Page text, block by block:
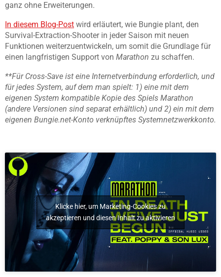
ganz ohne Erweiterungen.
In diesem Blog-Post wird erläutert, wie Bungie plant, den
Survival-Extraction-Shooter in jeder Saison mit neuen
Funktionen weiterzuentwickeln, um somit die Grundlage für
einen langfristigen Support von Marathon zu schaffen.
**Für Cross-Save ist eine Internetverbindung erforderlich, und
für jedes System, auf dem man spielt: 1) eine mit dem
eigenen System kompatible Kopie des Spiels Marathon
(andere Versionen sind separat erhältlich) und 2) ein mit dem
eigenen Bungie.net-Konto verknüpftes Systemnetzwerkkonto.
Klicke hier, um Marketing-Cookies zu
akzeptieren und diesen Inhalt zu aktivieren